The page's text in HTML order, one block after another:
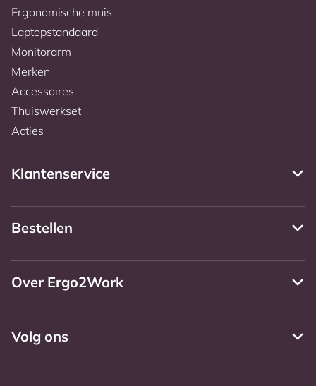
Ergonomische muis
Laptopstandaard
Monitorarm
Merken
Accessoires
Thuiswerkset
Acties
Klantenservice
Bestellen
Over Ergo2Work
Volg ons